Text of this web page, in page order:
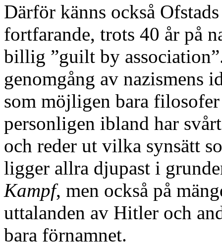
Därför känns också
fortfarande, trots 40 år på
billig ”guilt by
genomgång av nazismens
som möjligen bara
personligen ibland har
och reder ut vilka synsätt
ligger allra djupast i
Kampf, men också på
uttalanden av Hitler och
bara förnamnet.